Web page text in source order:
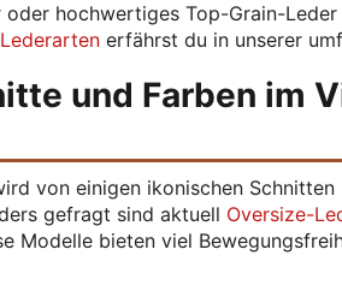
hochwertiges Top-Grain-
Lederarten erfährst du in unserer
und Farben im
von einigen ikonischen
gefragt sind aktuell Oversize-
Modelle bieten viel